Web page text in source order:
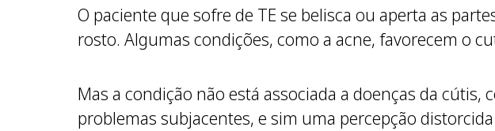
O paciente que sofre de TE se belisca ou aperta as
rosto. Algumas condições, como a acne, favorecem o
Mas a condição não está associada a doenças da cútis,
problemas subjacentes, e sim uma percepção